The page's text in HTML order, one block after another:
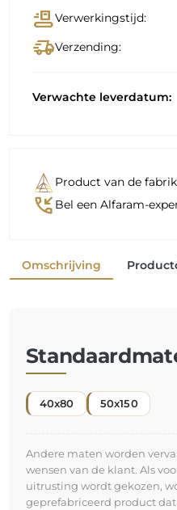
conveyor_beltVerwerkingstijd:
delivery_truck_speedVerzending:
Verwachte leverdatum:
Product van de
phone_callback Bel een Alfaram-
Omschrijving
40x80 50x150
Andere maten worden
wensen van de klant. Als
uitrusting wordt gekozen,
geprefabriceerd product